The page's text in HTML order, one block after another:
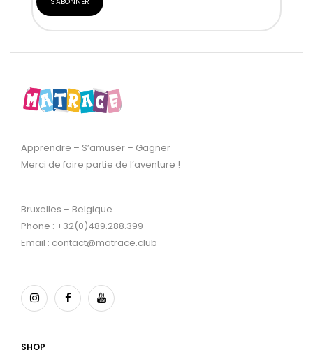
Apprendre – S’amuser – Gagner
Merci de faire partie de l’aventure !
Bruxelles – Belgique
Phone : +32(0)489.288.399
Email : contact@matrace.club
SHOP